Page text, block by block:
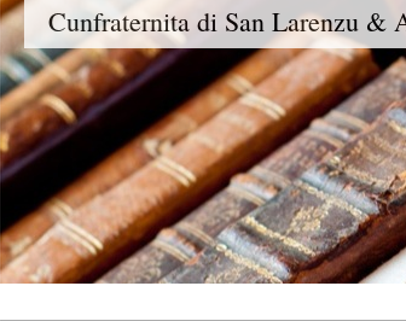
Cunfraternita di San Larenzu